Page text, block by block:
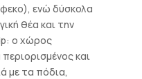
ενώ δύσκολα
θέα και την
ο χώρος
και
με τα πόδια,